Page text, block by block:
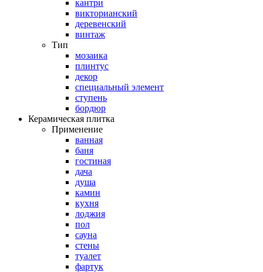
кантри
викторианский
деревенский
винтаж
Тип
мозаика
плинтус
декор
специальный элемент
ступень
бордюр
Керамическая плитка
Применение
ванная
баня
гостиная
дача
душа
камин
кухня
лоджия
пол
сауна
стены
туалет
фартук